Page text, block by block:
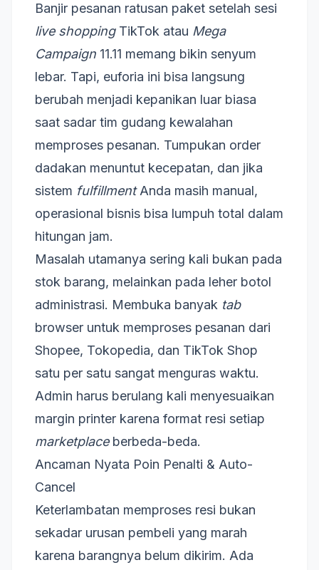
Banjir pesanan ratusan paket setelah sesi
live shoppingTikTok atau Mega
Campaign 11.11 memang bikin senyum
lebar. Tapi, euforia ini bisa langsung
berubah menjadi kepanikan luar biasa
saat sadar tim gudang kewalahan
memproses pesanan. Tumpukan order
dadakan menuntut kecepatan, dan jika
sistem fulfillmentAnda masih manual,
operasional bisnis bisa lumpuh total dalam
hitungan jam.
Masalah utamanya sering kali bukan pada
stok barang, melainkan pada leher botol
administrasi. Membuka banyak tab
browser untuk memproses pesanan dari
Shopee, Tokopedia, dan TikTok Shop
satu per satu sangat menguras waktu.
Admin harus berulang kali menyesuaikan
margin printer karena format resi setiap
marketplaceberbeda-beda.
Ancaman Nyata Poin Penalti & Auto-
Cancel
Keterlambatan memproses resi bukan
sekadar urusan pembeli yang marah
karena barangnya belum dikirim. Ada